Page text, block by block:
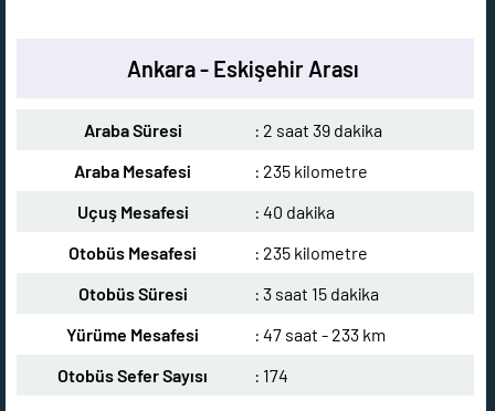
Ankara - Eskişehir Arası
Araba Süresi
: 2 saat 39 dakika
Araba Mesafesi
: 235 kilometre
Uçuş Mesafesi
: 40 dakika
Otobüs Mesafesi
: 235 kilometre
Otobüs Süresi
: 3 saat 15 dakika
Yürüme Mesafesi
: 47 saat - 233 km
Otobüs Sefer Sayısı
: 174